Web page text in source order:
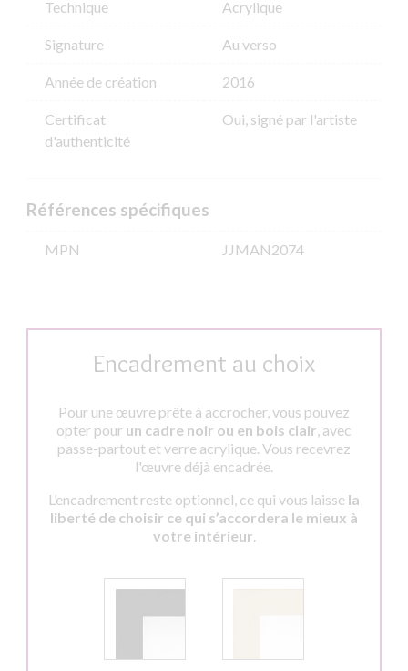
Technique Acrylique
Signature Au verso
Année de création 2016
Certificat
d'authenticité
Oui, signé par l'artiste
Références spécifiques
MPN JJMAN2074
Encadrement au choix
Pour une œuvre prête à accrocher, vous pouvez
opter pour un cadre noir ou en bois clair, avec
passe-partout et verre acrylique. Vous recevrez
l'œuvre déjà encadrée.
L’encadrement reste optionnel, ce qui vous laisse la
liberté de choisir ce qui s’accordera le mieux à
votre intérieur.